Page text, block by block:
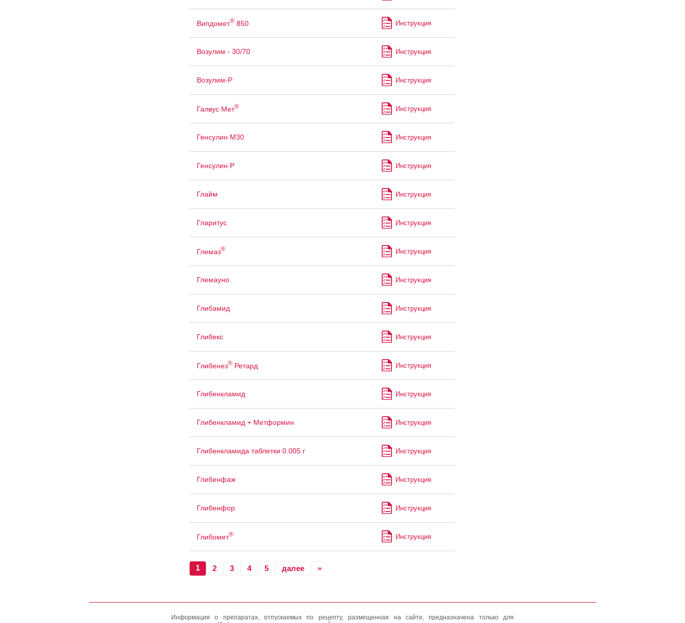
Випдомет®850 Инструкция
Возулим - 30/70 Инструкция
Возулим-Р Инструкция
Галвус Мет® Инструкция
Генсулин М30 Инструкция
Генсулин Р Инструкция
Глайм Инструкция
Гларитус Инструкция
Глемаз® Инструкция
Глемауно Инструкция
Глибамид Инструкция
Глибекс Инструкция
Глибенез®Ретард Инструкция
Глибенкламид Инструкция
Глибенкламид + Метформин Инструкция
Глибенкламида таблетки 0.005 г Инструкция
Глибенфаж Инструкция
Глибенфор Инструкция
Глибомет® Инструкция
1 2 3 4 5 далее »
Информация о препаратах, отпускаемых по рецепту, размещенная на сайте, предназначена только для